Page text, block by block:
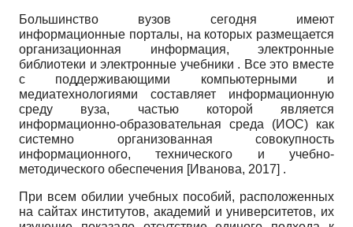
Большинство вузов сегодня имеют
информационные порталы, на которых размещается
организационная информация, электронные
библиотеки и электронные учебники . Все это вместе
с поддерживающими компьютерными и
медиатехнологиями составляет информационную
среду вуза, частью которой является
информационно-образовательная среда (ИОС) как
системно организованная совокупность
информационного, технического и учебно-
методического обеспечения [Иванова, 2017] .
При всем обилии учебных пособий, расположенных
на сайтах институтов, академий и университетов, их